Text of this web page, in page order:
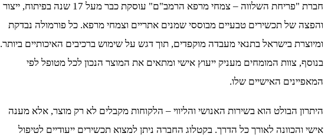
חברת "פריחת השלווה – צמחי מרפא הרמב"ם" עוסקת כבר מעל 17 שנה בפיתוח, ייצור
והפצה של תכשירים טבעיים מבוססי שמנים אתריים וצמחי מרפא. כל פורמולה נבדקת
ומיוצרת בישראל בתנאי מעבדה מוקפדים, תוך דגש על שימוש ברכיבים האיכותיים ביותר.
בנוסף, צוות המומחים מעניק ייעוץ אישי ומתאים את המוצר הנכון לכל מטופל לפי
המאפיינים האישיים שלו.
היתרון הבולט הוא בשירות האנושי והליווי – הלקוחות מקבלים לא רק מוצר, אלא מענה
אישי והכוונה לאורך כל הדרך. בקטלוג החברה ניתן למצוא תכשירים ייעודיים לטיפול